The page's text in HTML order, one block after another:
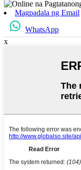
Magpadala ng Email
WhatsApp
x